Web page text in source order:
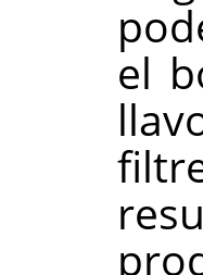
el